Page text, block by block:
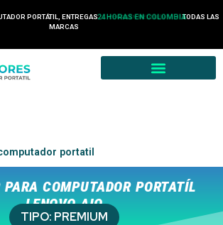
PORTÁTIL, ENTREGAS 2 HORA EN MEDELLÍN
24 HORAS EN COLOMBIATODAS LAS
MARCAS
portatil
PARA COMPUTADOR PORTATÍL
LENOVO AIO
TIPO: PREMIUM